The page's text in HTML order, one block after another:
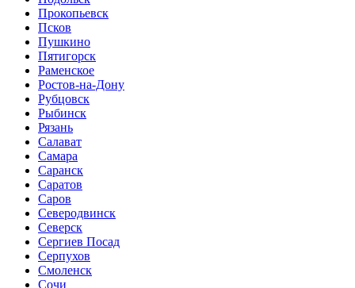
Прокопьевск
Псков
Пушкино
Пятигорск
Раменское
Ростов-на-Дону
Рубцовск
Рыбинск
Рязань
Салават
Самара
Саранск
Саратов
Саров
Северодвинск
Северск
Сергиев Посад
Серпухов
Смоленск
Сочи